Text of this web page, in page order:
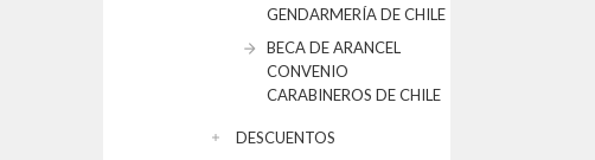
GENDARMERÍA DE CHILE
BECA DE ARANCEL
CONVENIO
CARABINEROS DE CHILE
DESCUENTOS